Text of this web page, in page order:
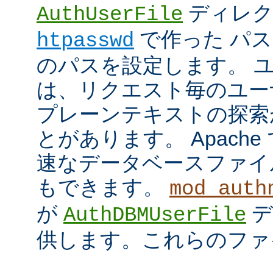
AuthUserFile ディレ
htpasswd で作った パ
のパスを設定します。
は、リクエスト毎のユ
プレーンテキストの探
とがあります。 Apache
速なデータベースファ
もできます。
が AuthDBMUserFile
供します。これらのフ